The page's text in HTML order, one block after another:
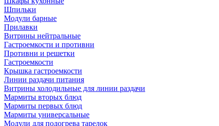
Шпильки
Модули барные
Прилавки
Витрины нейтральные
Гастроемкости и противни
Противни и решетки
Гастроемкости
Крышка гастроемкости
Линии раздачи питания
Витрины холодильные для линии раздачи
Мармиты вторых блюд
Мармиты первых блюд
Мармиты универсальные
Модули для подогрева тарелок